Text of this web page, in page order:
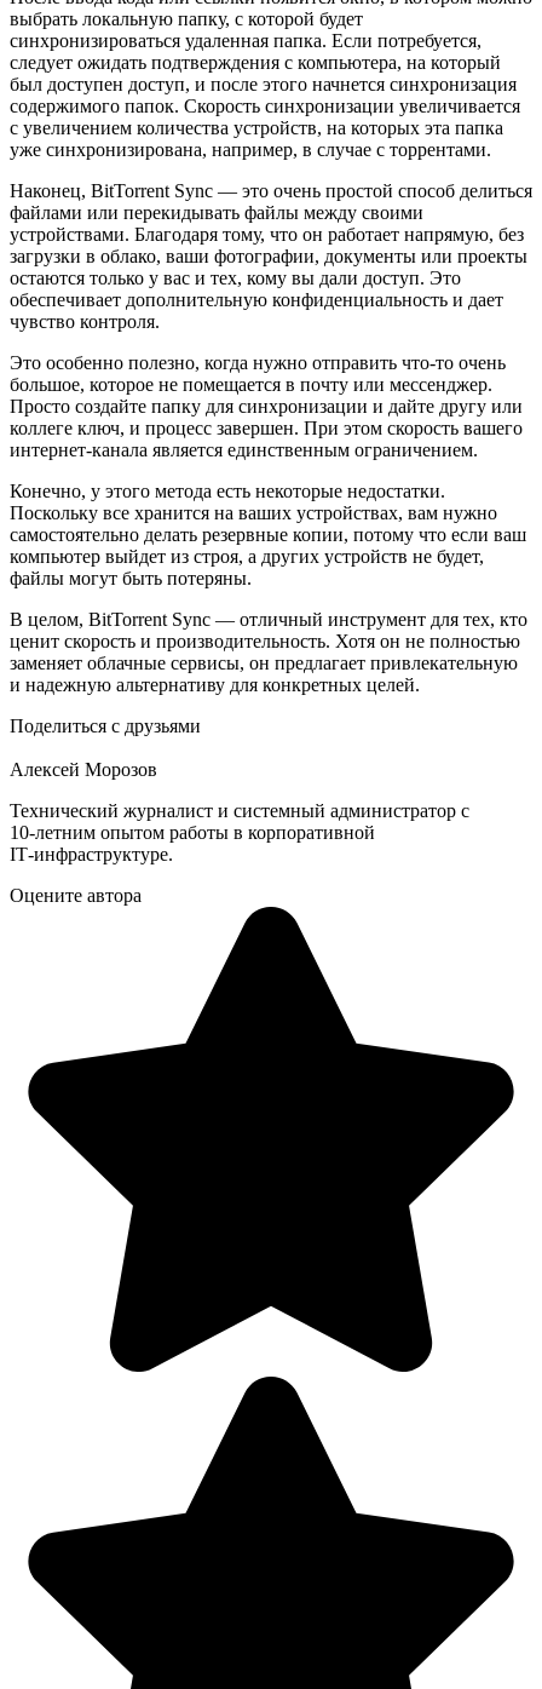
выбрать локальную папку, с которой будет
синхронизироваться удаленная папка. Если потребуется,
следует ожидать подтверждения с компьютера, на который
был доступен доступ, и после этого начнется синхронизация
содержимого папок. Скорость синхронизации увеличивается
с увеличением количества устройств, на которых эта папка
уже синхронизирована, например, в случае с торрентами.
Наконец, BitTorrent Sync — это очень простой способ делиться
файлами или перекидывать файлы между своими
устройствами. Благодаря тому, что он работает напрямую, без
загрузки в облако, ваши фотографии, документы или проекты
остаются только у вас и тех, кому вы дали доступ. Это
обеспечивает дополнительную конфиденциальность и дает
чувство контроля.
Это особенно полезно, когда нужно отправить что-то очень
большое, которое не помещается в почту или мессенджер.
Просто создайте папку для синхронизации и дайте другу или
коллеге ключ, и процесс завершен. При этом скорость вашего
интернет-канала является единственным ограничением.
Конечно, у этого метода есть некоторые недостатки.
Поскольку все хранится на ваших устройствах, вам нужно
самостоятельно делать резервные копии, потому что если ваш
компьютер выйдет из строя, а других устройств не будет,
файлы могут быть потеряны.
В целом, BitTorrent Sync — отличный инструмент для тех, кто
ценит скорость и производительность. Хотя он не полностью
заменяет облачные сервисы, он предлагает привлекательную
и надежную альтернативу для конкретных целей.
Поделиться с друзьями
Алексей Морозов
Технический журналист и системный администратор с
10‑летним опытом работы в корпоративной
IT‑инфраструктуре.
Оцените автора